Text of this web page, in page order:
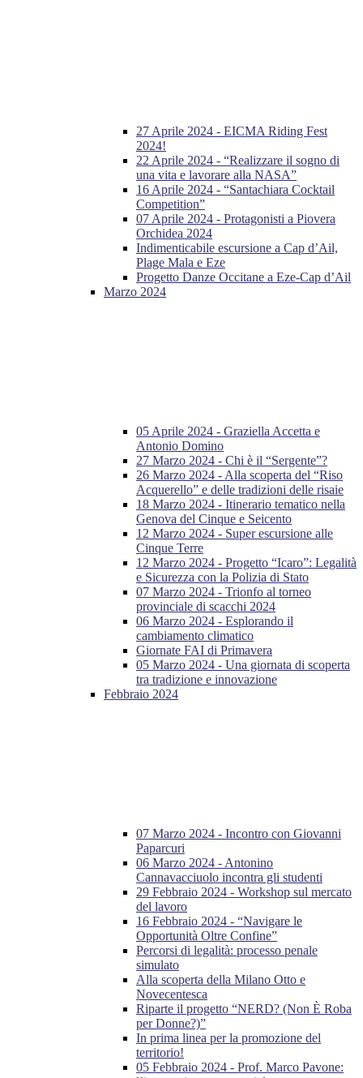
27 Aprile 2024 - EICMA Riding Fest
2024!
22 Aprile 2024 - “Realizzare il sogno di
una vita e lavorare alla NASA”
16 Aprile 2024 - “Santachiara Cocktail
Competition”
07 Aprile 2024 - Protagonisti a Piovera
Orchidea 2024
Indimenticabile escursione a Cap d’Ail,
Plage Mala e Eze
Progetto Danze Occitane a Eze-Cap d’Ail
Marzo 2024
05 Aprile 2024 - Graziella Accetta e
Antonio Domino
27 Marzo 2024 - Chi è il “Sergente”?
26 Marzo 2024 - Alla scoperta del “Riso
Acquerello” e delle tradizioni delle risaie
18 Marzo 2024 - Itinerario tematico nella
Genova del Cinque e Seicento
12 Marzo 2024 - Super escursione alle
Cinque Terre
12 Marzo 2024 - Progetto “Icaro”: Legalità
e Sicurezza con la Polizia di Stato
07 Marzo 2024 - Trionfo al torneo
provinciale di scacchi 2024
06 Marzo 2024 - Esplorando il
cambiamento climatico
Giornate FAI di Primavera
05 Marzo 2024 - Una giornata di scoperta
tra tradizione e innovazione
Febbraio 2024
07 Marzo 2024 - Incontro con Giovanni
Paparcuri
06 Marzo 2024 - Antonino
Cannavacciuolo incontra gli studenti
29 Febbraio 2024 - Workshop sul mercato
del lavoro
16 Febbraio 2024 - “Navigare le
Opportunità Oltre Confine”
Percorsi di legalità: processo penale
simulato
Alla scoperta della Milano Otto e
Novecentesca
Riparte il progetto “NERD? (Non È Roba
per Donne?)”
In prima linea per la promozione del
territorio!
05 Febbraio 2024 - Prof. Marco Pavone: